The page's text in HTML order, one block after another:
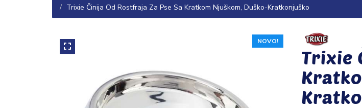
Trixie Činija Od Rostfraja Za Pse Sa Kratkom Njuškom, Duško-Kratkonjuško
NOVO!
Trixie